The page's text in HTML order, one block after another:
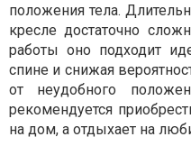
положения тела.
кресле достаточно
работы оно подходит
спине и снижая
от неудобного
рекомендуется
на дом, а отдыхает на